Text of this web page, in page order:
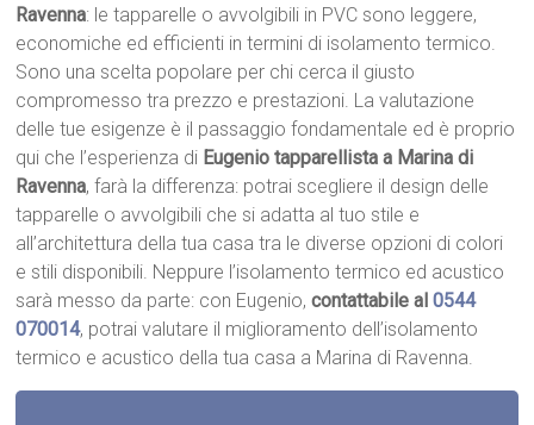
Ravenna: le tapparelle o avvolgibili in PVC sono leggere,
economiche ed efficienti in termini di isolamento termico.
Sono una scelta popolare per chi cerca il giusto
compromesso tra prezzo e prestazioni. La valutazione
delle tue esigenze è il passaggio fondamentale ed è proprio
qui che l’esperienza di Eugenio tapparellista a Marina di
Ravenna, farà la differenza: potrai scegliere il design delle
tapparelle o avvolgibili che si adatta al tuo stile e
all’architettura della tua casa tra le diverse opzioni di colori
e stili disponibili. Neppure l’isolamento termico ed acustico
sarà messo da parte: con Eugenio,contattabile al0544
070014, potrai valutare il miglioramento dell’isolamento
termico e acustico della tua casa a Marina di Ravenna.